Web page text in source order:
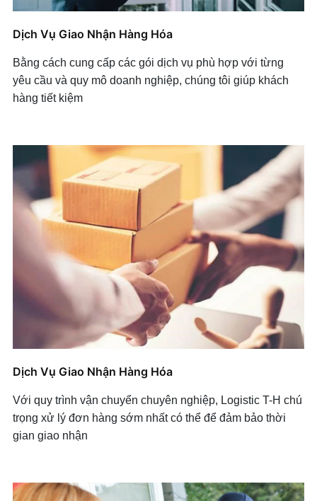
Dịch Vụ Giao Nhận Hàng Hóa
Bằng cách cung cấp các gói dịch vụ phù hợp với từng
yêu cầu và quy mô doanh nghiệp, chúng tôi giúp khách
hàng tiết kiệm
Dịch Vụ Giao Nhận Hàng Hóa
Với quy trình vận chuyển chuyên nghiệp, Logistic T-H chú
trọng xử lý đơn hàng sớm nhất có thể để đảm bảo thời
gian giao nhận